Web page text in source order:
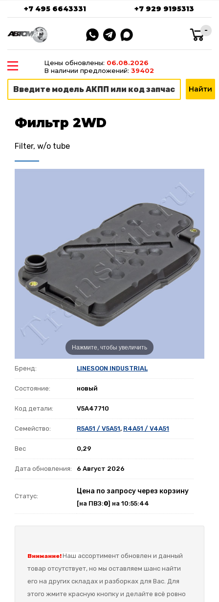
+7 495 6643331 +7 929 9195313
-
Цены обновлены: 06.08.2026
В наличии предложений: 39402
Фильтр 2WD
Filter, w/o tube
Нажмите, чтобы увеличить
Бренд: LINESOON INDUSTRIAL
Состояние: новый
Код детали: V5A47710
Семейство: R5A51 / V5A51, R4A51 / V4A51
Вес 0,29
Дата обновления: 6 Август 2026
Статус:
Цена по запросу через корзину
[на ПВЗ:0] на 10:55:44
Внимание!Наш ассортимент обновлен и данный
товар отсутствует, но мы оставляем шанс найти
его на других складах и разборках для Вас. Для
этого жмите красную кнопку и делайте всё ровно